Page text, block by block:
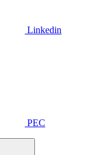
Linkedin
PEC